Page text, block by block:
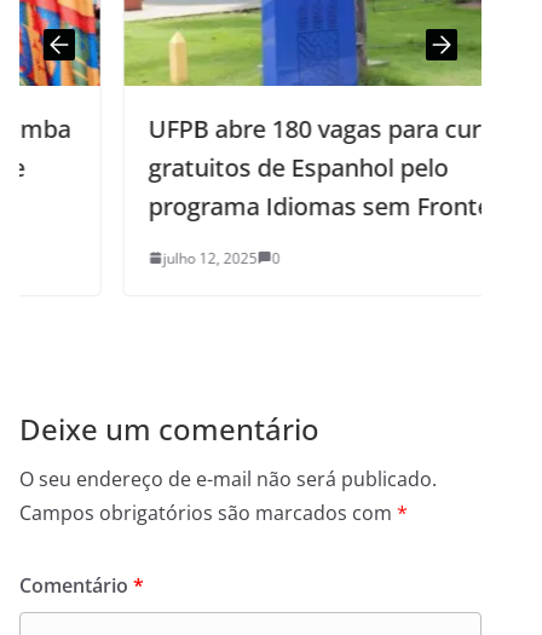
UFPB abre 180 vagas para cursos
gratuitos de Espanhol pelo
programa Idiomas sem Fronteiras
julho 12, 2025 0
Deixe um comentário
O seu endereço de e-mail não será publicado.
Campos obrigatórios são marcados com *
Comentário *